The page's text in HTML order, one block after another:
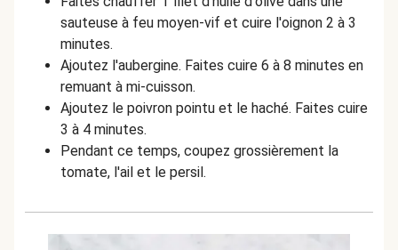
sauteuse à feu moyen-vif et cuire l'oignon 2 à 3
minutes.
Ajoutez l'aubergine. Faites cuire 6 à 8 minutes en
remuant à mi-cuisson.
Ajoutez le poivron pointu et le haché. Faites cuire
3 à 4 minutes.
Pendant ce temps, coupez grossièrement la
tomate, l'ail et le persil.